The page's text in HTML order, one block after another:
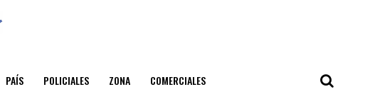
PAÍS POLICIALES ZONA COMERCIALES